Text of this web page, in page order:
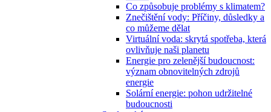
Co způsobuje problémy s klimatem?
Znečištění vody: Příčiny, důsledky a
co můžeme dělat
Virtuální voda: skrytá spotřeba, která
ovlivňuje naši planetu
Energie pro zelenější budoucnost:
význam obnovitelných zdrojů
energie
Solární energie: pohon udržitelné
budoucnosti